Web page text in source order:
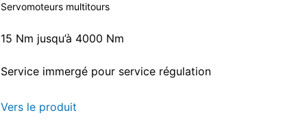
Servomoteurs multitours
15 Nm jusqu’à 4000 Nm
Service immergé pour service régulation
Vers le produit